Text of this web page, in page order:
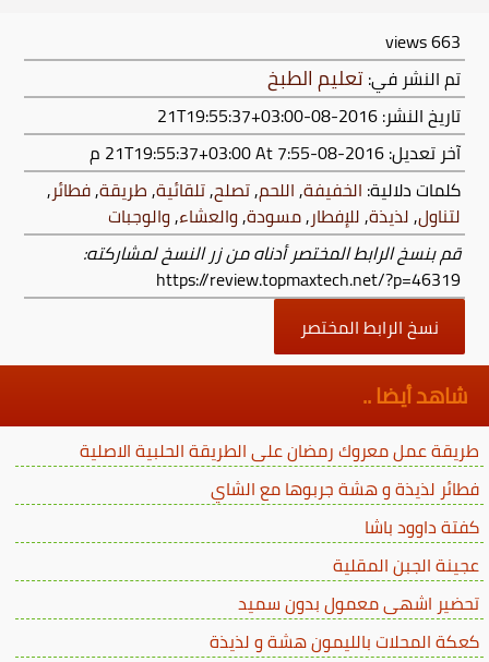
663
views
تم النشر في:تعليم الطبخ
تاريخ النشر: 2016-08-21T19:55:37+03:00
آخر تعديل:2016-08-21T19:55:37+03:00
At 7:55 م
كلمات دلالية: الخفيفة,اللحم,تصلح,تلقائية,طريقة,فطائر,
لتناول,لذيذة,للإفطار,مسودة,والعشاء,والوجبات
قم بنسخ الرابط المختصر أدناه من زر النسخ لمشاركته:
https://review.topmaxtech.net/?p=46319
نسخ الرابط المختصر
شاهد أيضا ..
طريقة عمل معروك رمضان على الطريقة الحلبية الاصلية
فطائر لذيذة و هشة جربوها مع الشاي
كفتة داوود باشا
عجينة الجبن المقلية
تحضير اشهى معمول بدون سميد
كعكة المحلات بالليمون هشة و لذيذة